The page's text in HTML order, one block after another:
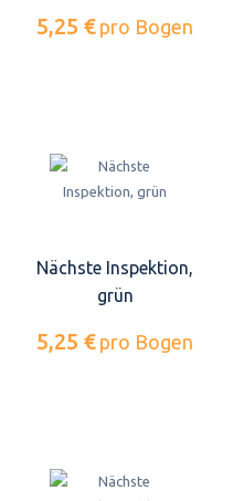
5,25 € pro Bogen
Nächste Inspektion,
grün
5,25 € pro Bogen